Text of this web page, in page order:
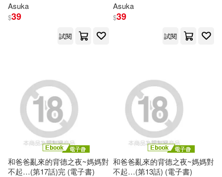
Asuka
$39
試閱
Asuka
$39
試閱
和爸爸亂來的背德之夜~媽媽對
不起…(第17話)完 (電子書)
和爸爸亂來的背德之夜~媽媽對
不起…(第13話) (電子書)